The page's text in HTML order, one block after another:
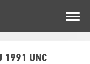
1991 UNC